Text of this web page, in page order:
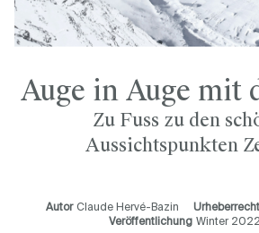
Auge in Auge mit
Zu Fuss zu den
Aussichtspunkten
Autor Claude Hervé-Bazin
Veröffentlichung Winter